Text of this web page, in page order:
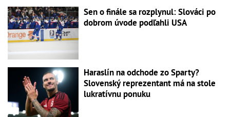
Sen o finále sa rozplynul: Slováci po
dobrom úvode podľahli USA
Haraslín na odchode zo Sparty?
Slovenský reprezentant má na stole
lukratívnu ponuku